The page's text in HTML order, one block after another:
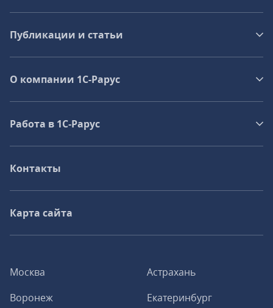
Москва
Астрахань
Воронеж
Екатеринбург
Публикации и статьи
О компании 1C-Рарус
Работа в 1С‑Рарус
Контакты
Карта сайта